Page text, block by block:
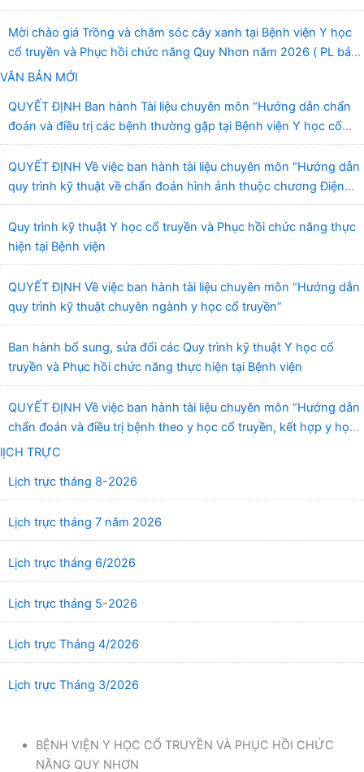
Mời chào giá Trồng và chăm sóc cây xanh tại Bệnh viện Y học
cổ truyền và Phục hồi chức năng Quy Nhơn năm 2026 ( PL bản
Danh mục hàng hóa, mẫu báo giá kèm theo)
VĂN BẢN MỚI
QUYẾT ĐỊNH Ban hành Tài liệu chuyên môn “Hướng dẫn chẩn
đoán và điều trị các bệnh thường gặp tại Bệnh viện Y học cổ
truyền và Phục hồi chức năng Quy Nhơn”
QUYẾT ĐỊNH Về việc ban hành tài liệu chuyên môn “Hướng dẫn
quy trình kỹ thuật về chẩn đoán hình ảnh thuộc chương Điện
quang”
Quy trình kỹ thuật Y học cổ truyền và Phục hồi chức năng thực
hiện tại Bệnh viện
QUYẾT ĐỊNH Về việc ban hành tài liệu chuyên môn “Hướng dẫn
quy trình kỹ thuật chuyên ngành y học cổ truyền”
Ban hành bổ sung, sửa đổi các Quy trình kỹ thuật Y học cổ
truyền và Phục hồi chức năng thực hiện tại Bệnh viện
QUYẾT ĐỊNH Về việc ban hành tài liệu chuyên môn “Hướng dẫn
chẩn đoán và điều trị bệnh theo y học cổ truyền, kết hợp y học
cổ truyền với y học hiện đại”
lỊCH TRỰC
Lịch trực tháng 8-2026
Lịch trực tháng 7 năm 2026
Lịch trực tháng 6/2026
Lịch trực tháng 5-2026
Lịch trực Tháng 4/2026
Lịch trực Tháng 3/2026
BỆNH VIỆN Y HỌC CỔ TRUYỀN VÀ PHỤC HỒI CHỨC
NĂNG QUY NHƠN